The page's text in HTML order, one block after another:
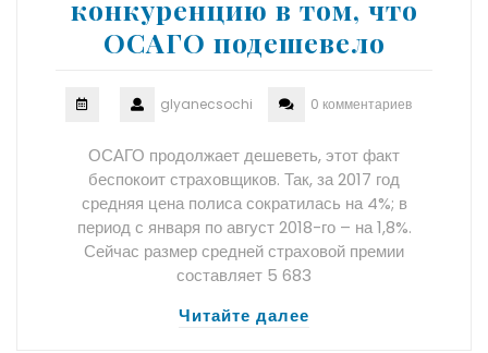
конкуренцию в том, что
ОСАГО подешевело
glyanecsochi 0 комментариев
ОСАГО продолжает дешеветь, этот факт
беспокоит страховщиков. Так, за 2017 год
средняя цена полиса сократилась на 4%; в
период с января по август 2018-го – на 1,8%.
Сейчас размер средней страховой премии
составляет 5 683
Читайте далее